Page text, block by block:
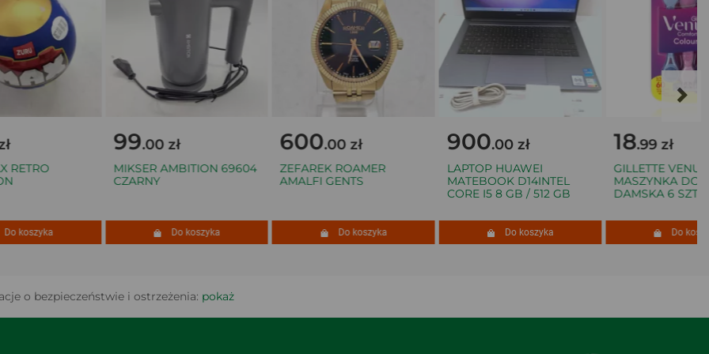
koszyka
99.00 zł
MIKSER AMBITION 69604
CZARNY
Do koszyka
600.00 zł
ZEFAREK ROAMER
AMALFI GENTS
Do koszyka
900.00 zł
LAPTOP HUAWEI
MATEBOOK D14INTEL
CORE I5 8 GB / 512 GB
Do koszyka
18.99 zł
GILLETTE VENUS 3
MASZYNKA DO
DAMSKA 6 SZT.
Do koszyka
o bezpieczeństwie i ostrzeżenia: pokaż